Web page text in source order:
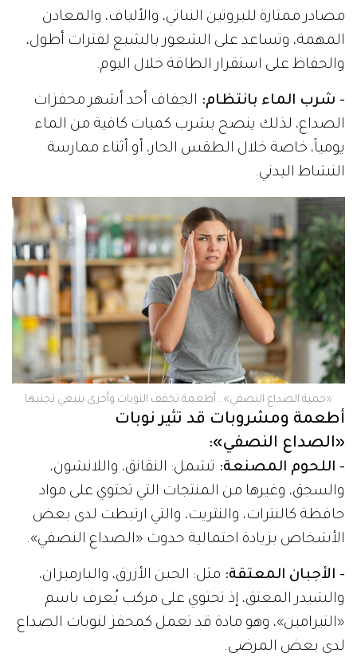
مصادر ممتازة للبروتين النباتي، والألياف، والمعادن
المهمة، وتساعد على الشعور بالشبع لفترات أطول،
والحفاظ على استقرار الطاقة خلال اليوم.
- شرب الماء بانتظام: الجفاف أحد أشهر محفزات
الصداع، لذلك ينصح بشرب كميات كافية من الماء
يومياً، خاصة خلال الطقس الحار، أو أثناء ممارسة
النشاط البدني.
«حمية الصداع النصفي».. أطعمة تخفف النوبات وأخرى ينبغي تجنبها
أطعمة ومشروبات قد تثير نوبات
«الصداع النصفي»:
- اللحوم المصنعة: تشمل: النقانق، واللانشون،
والسجق، وغيرها من المنتجات التي تحتوي على مواد
حافظة كالنترات، والنتريت، والتي ارتبطت لدى بعض
الأشخاص بزيادة احتمالية حدوث «الصداع النصفي».
- الأجبان المعتقة: مثل: الجبن الأزرق، والبارميزان،
والشيدر المعتق، إذ تحتوي على مركب يُعرف باسم
«التيرامين»، وهو مادة قد تعمل كمحفز لنوبات الصداع
لدى بعض المرضى.